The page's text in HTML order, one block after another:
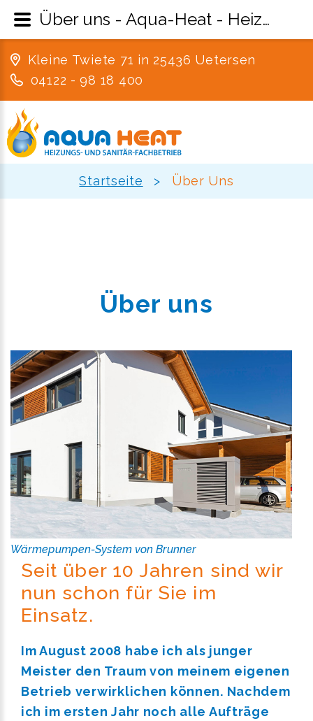
Kleine Twiete 71 in 25436 Uetersen
04122 - 98 18 400
Startseite > Über Uns
Über uns
Wärmepumpen-System von Brunner
Seit über 10 Jahren sind wir
nun schon für Sie im
Einsatz.
Im August 2008 habe ich als junger
Meister den Traum von meinem eigenen
Betrieb verwirklichen können. Nachdem
ich im ersten Jahr noch alle Aufträge
Über uns - Aqua-Heat - Heizung, Sanitär und Lüftung aus Uetersen im Kreis Pinneberg